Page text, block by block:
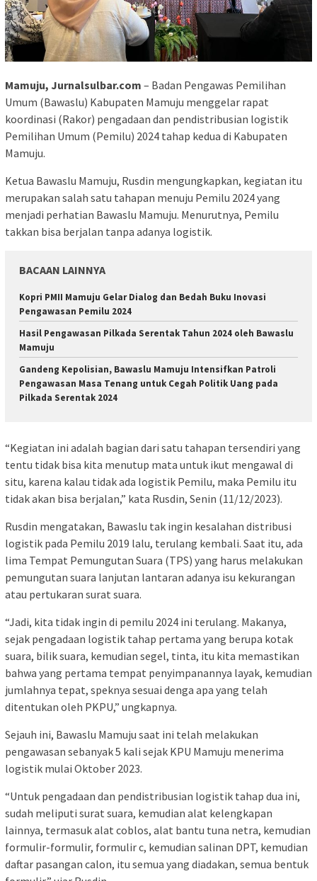
Mamuju, Jurnalsulbar.com – Badan Pengawas Pemilihan
Umum (Bawaslu) Kabupaten Mamuju menggelar rapat
koordinasi (Rakor) pengadaan dan pendistribusian logistik
Pemilihan Umum (Pemilu) 2024 tahap kedua di Kabupaten
Mamuju.
Ketua Bawaslu Mamuju, Rusdin mengungkapkan, kegiatan itu
merupakan salah satu tahapan menuju Pemilu 2024 yang
menjadi perhatian Bawaslu Mamuju. Menurutnya, Pemilu
takkan bisa berjalan tanpa adanya logistik.
BACAAN LAINNYA
Kopri PMII Mamuju Gelar Dialog dan Bedah Buku Inovasi
Pengawasan Pemilu 2024
Hasil Pengawasan Pilkada Serentak Tahun 2024 oleh Bawaslu
Mamuju
Gandeng Kepolisian, Bawaslu Mamuju Intensifkan Patroli
Pengawasan Masa Tenang untuk Cegah Politik Uang pada
Pilkada Serentak 2024
“Kegiatan ini adalah bagian dari satu tahapan tersendiri yang
tentu tidak bisa kita menutup mata untuk ikut mengawal di
situ, karena kalau tidak ada logistik Pemilu, maka Pemilu itu
tidak akan bisa berjalan,” kata Rusdin, Senin (11/12/2023).
Rusdin mengatakan, Bawaslu tak ingin kesalahan distribusi
logistik pada Pemilu 2019 lalu, terulang kembali. Saat itu, ada
lima Tempat Pemungutan Suara (TPS) yang harus melakukan
pemungutan suara lanjutan lantaran adanya isu kekurangan
atau pertukaran surat suara.
“Jadi, kita tidak ingin di pemilu 2024 ini terulang. Makanya,
sejak pengadaan logistik tahap pertama yang berupa kotak
suara, bilik suara, kemudian segel, tinta, itu kita memastikan
bahwa yang pertama tempat penyimpanannya layak, kemudian
jumlahnya tepat, speknya sesuai denga apa yang telah
ditentukan oleh PKPU,” ungkapnya.
Sejauh ini, Bawaslu Mamuju saat ini telah melakukan
pengawasan sebanyak 5 kali sejak KPU Mamuju menerima
logistik mulai Oktober 2023.
“Untuk pengadaan dan pendistribusian logistik tahap dua ini,
sudah meliputi surat suara, kemudian alat kelengkapan
lainnya, termasuk alat coblos, alat bantu tuna netra, kemudian
formulir-formulir, formulir c, kemudian salinan DPT, kemudian
daftar pasangan calon, itu semua yang diadakan, semua bentuk